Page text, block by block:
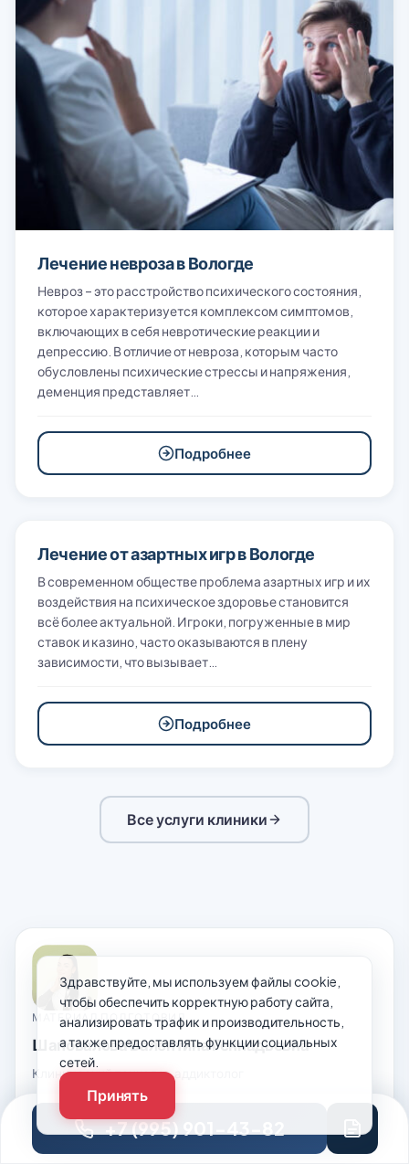
Лечение невроза в Вологде
Невроз – это расстройство психического состояния,
которое характеризуется комплексом симптомов,
включающих в себя невротические реакции и
депрессию. В отличие от невроза, которым часто
обусловлены психические стрессы и напряжения,
деменция представляет…
Подробнее
Лечение от азартных игр в Вологде
В современном обществе проблема азартных игр и их
воздействия на психическое здоровье становится
всё более актуальной. Игроки, погруженные в мир
ставок и казино, часто оказываются в плену
зависимости, что вызывает…
Подробнее
Все услуги клиники
МАТЕРИАЛ ПОДГОТОВИЛ
Шаповалова Валентина Геннадьевна
Клинический психолог, аддиктолог
Открыть профиль специалиста
+7 (995) 901-43-82
Здравствуйте, мы используем файлы cookie,
чтобы обеспечить корректную работу сайта,
анализировать трафик и производительность,
а также предоставлять функции социальных
сетей.
Принять